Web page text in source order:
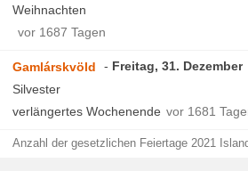
Weihnachten
vor 1687 Tagen
Gamlárskvöld
Freitag, 31. Dezember
Silvester
verlängertes Wochenende vor 1681
Anzahl der gesetzlichen Feiertage 2021